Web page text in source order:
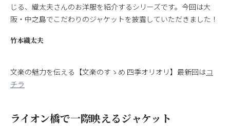
じる、織太夫さんのお洋服を紹介するシリーズです。今回は大
阪・中之島でこだわりのジャケットを披露していただきました！
竹本織太夫
文楽の魅力を伝える【文楽のすゝめ 四季オリオリ】最新回はコ
チラ
ライオン橋で一際映えるジャケット